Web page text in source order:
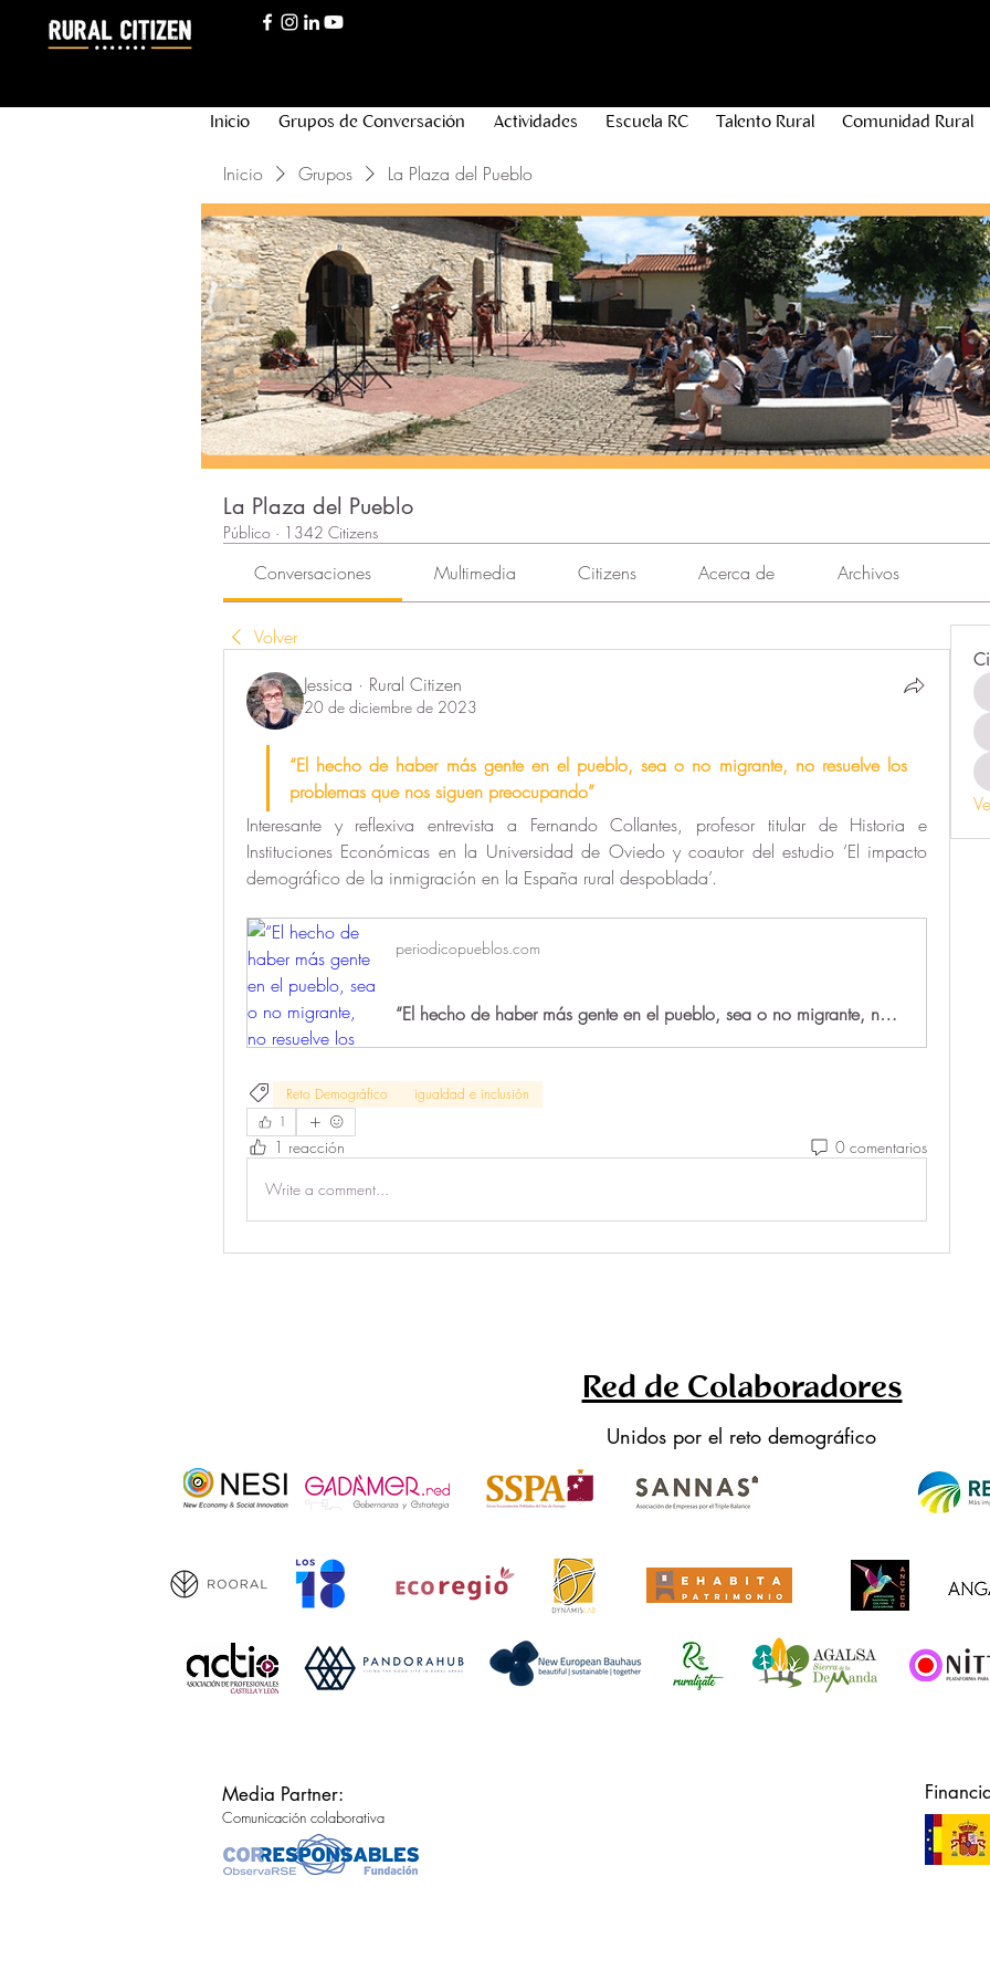
Inicio Grupos de Conversación Actividades Escuela RC Talento Rural Comunidad Rural
Inicio Grupos La Plaza del Pueblo
La Plaza del Pueblo
Público · 1342 Citizens
Conversaciones Multimedia Citizens Acerca de Archivos
Volver
Jessica · Rural Citizen
20 de diciembre de 2023
“El hecho de haber más gente en el pueblo, sea o no migrante, no resuelve los
problemas que nos siguen preocupando”
Interesante y reflexiva entrevista a Fernando Collantes, profesor titular de Historia e
Instituciones Económicas en la Universidad de Oviedo y coautor del estudio ‘El impacto
demográfico de la inmigración en la España rural despoblada’.
periodicopueblos.com
“El hecho de haber más gente en el pueblo, sea o no migrante, no resuelve los problemas que nos siguen preocupando”
Reto Demográfico
igualdad e inclusión
1
1 reacción 0 comentarios
Write a comment...
Red de Colaboradores
Unidos por el reto demográfico
Media Partner:
Comunicación colaborativa